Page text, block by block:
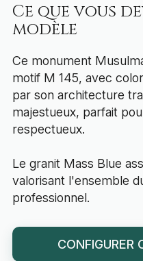
Ce que vous
modèle
Ce monument
motif M 145, avec
par son architecture
majestueux, parfait
respectueux.
Le granit Mass Blue
valorisant l'ensemble
professionnel.
CONFIGURER